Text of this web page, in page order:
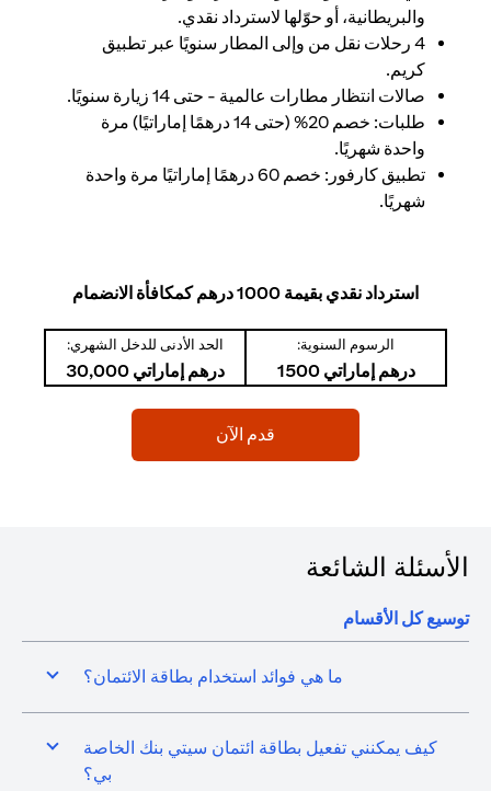
والبريطانية، أو حوّلها لاسترداد نقدي.
4 رحلات نقل من وإلى المطار سنويًا عبر تطبيق
كريم.
صالات انتظار مطارات عالمية - حتى 14 زيارة سنويًا.
طلبات: خصم 20% (حتى 14 درهمًا إماراتيًا) مرة
واحدة شهريًا.
تطبيق كارفور: خصم 60 درهمًا إماراتيًا مرة واحدة
شهريًا.
استرداد نقدي بقيمة 1000 درهم كمكافأة الانضمام
الرسوم السنوية:
درهم إماراتي 1500
الحد الأدنى للدخل الشهري:
درهم إماراتي 30,000
قدم الآن
الأسئلة الشائعة
توسيع كل الأقسام
ما هي فوائد استخدام بطاقة الائتمان؟
كيف يمكنني تفعيل بطاقة ائتمان سيتي بنك الخاصة
بي؟